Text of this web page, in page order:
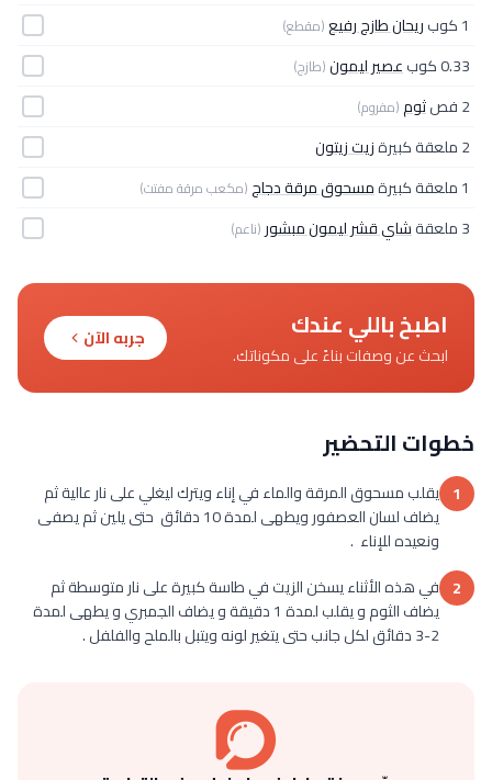
1 كوب
ريحان طازج رفيع(مقطع)
0.33 كوب عصير ليمون(طازج)
2 فص ثوم(مفروم)
2 ملعقة كبيرة
زيت زيتون
1 ملعقة كبيرة
مسحوق مرقة دجاج(مكعب مرقة مفتت)
3 ملعقة شاي قشر ليمون مبشور (ناعم)
اطبخ باللي عندك
ابحث عن وصفات بناءً على مكوناتك.
جربه الآن
خطوات التحضير
1 يقلب مسحوق المرقة والماء في إناء ويترك ليغلي على نار عالية ثم
يضاف لسان العصفور ويطهى لمدة 10 دقائق حتى يلين ثم يصفى
ونعيده للإناء .
2 في هذه الأثناء يسخن الزيت في طاسة كبيرة على نار متوسطة ثم
يضاف الثوم و يقلب لمدة 1 دقيقة و يضاف الجمبري و يطهى لمدة
2-3 دقائق لكل جانب حتى يتغير لونه ويتبل بالملح والفلفل .